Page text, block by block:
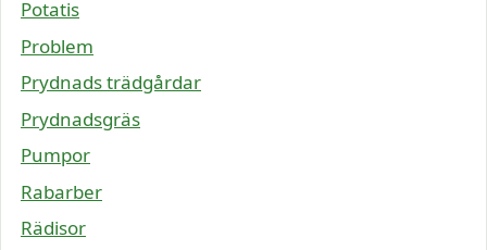
Potatis
Problem
Prydnads trädgårdar
Prydnadsgräs
Pumpor
Rabarber
Rädisor